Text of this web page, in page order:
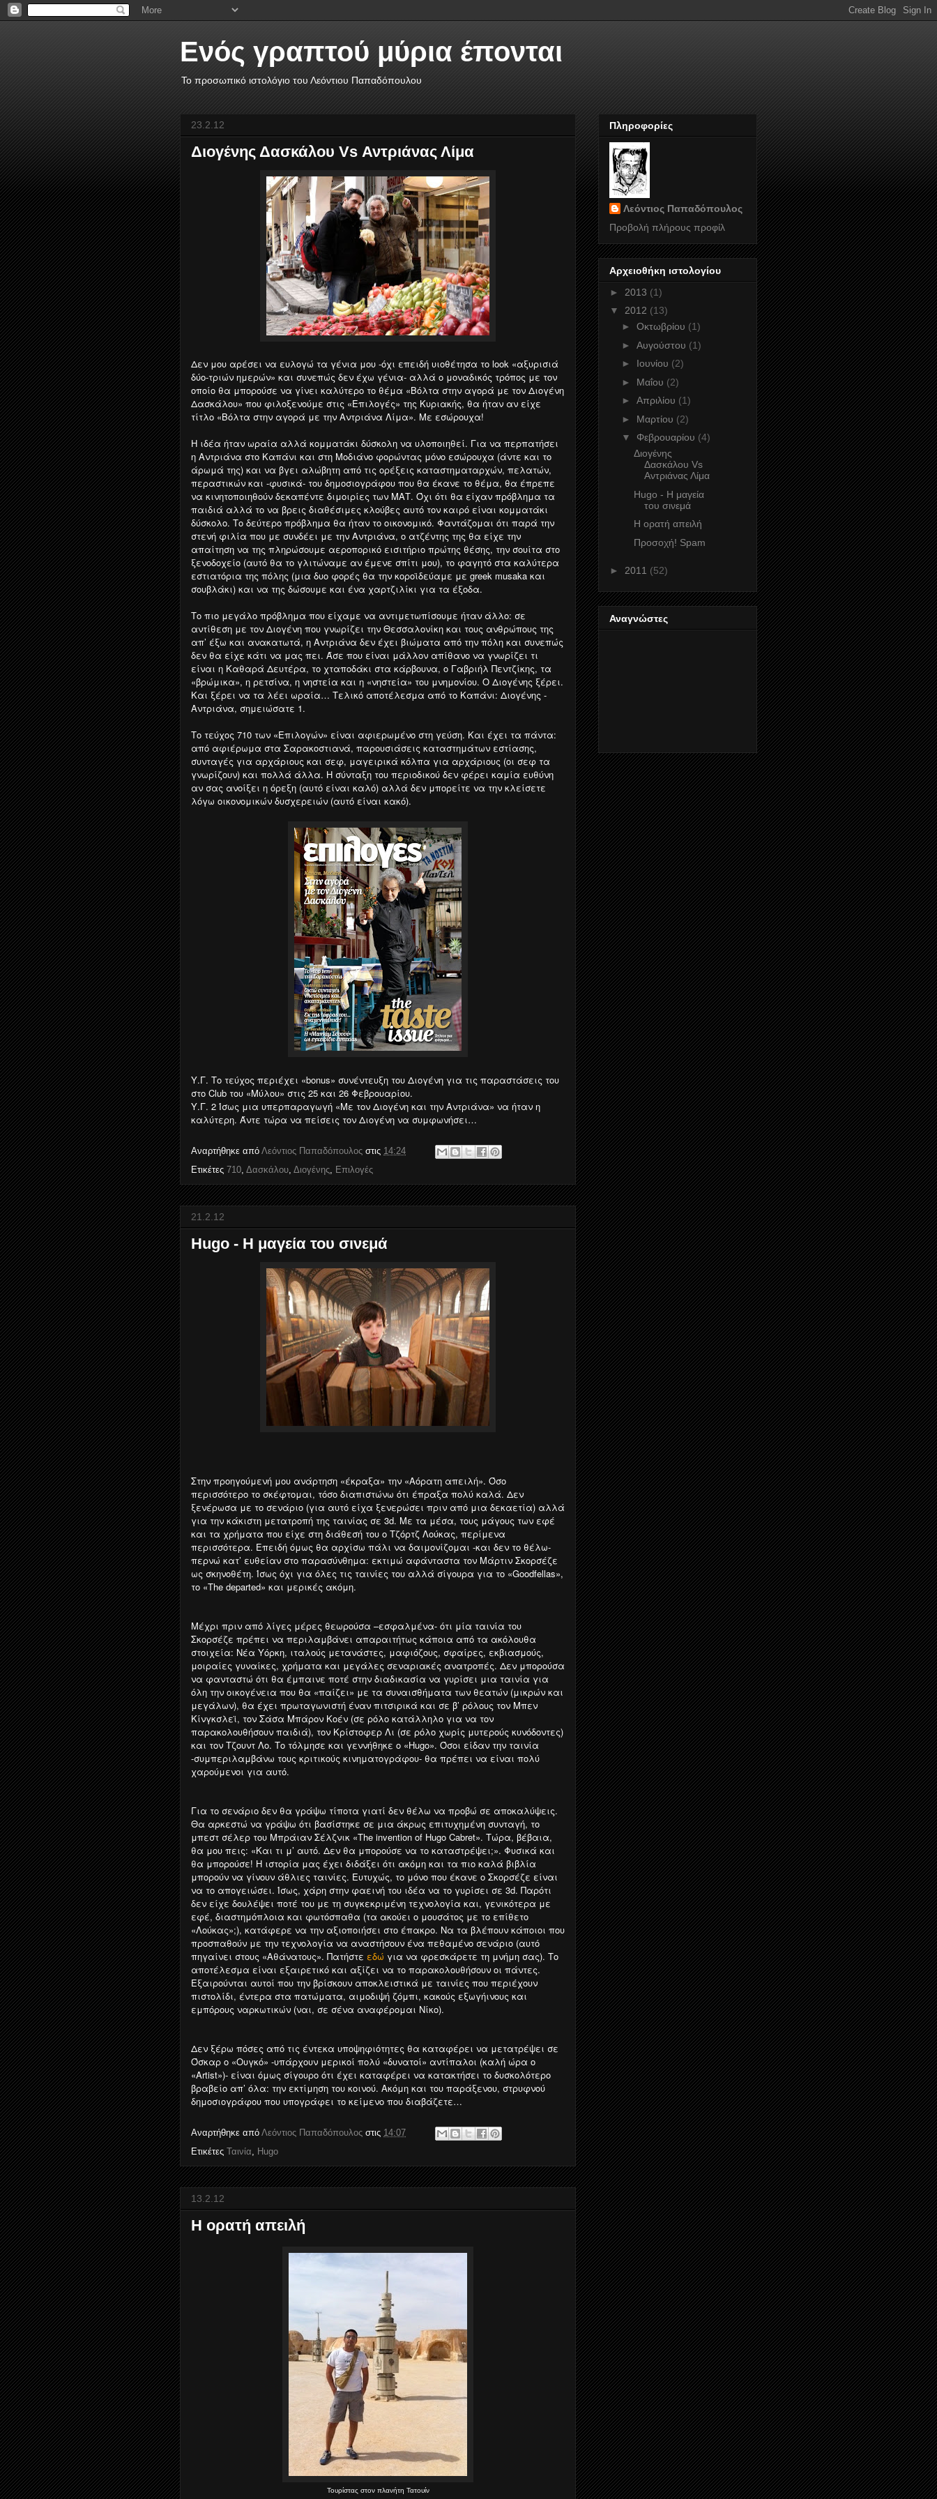
Ενός γραπτού μύρια έπονται
Το προσωπικό ιστολόγιο του Λεόντιου Παπαδόπουλου
23.2.12
Διογένης Δασκάλου Vs Αντριάνας Λίμα
Δεν μου αρέσει να ευλογώ τα γένια μου -όχι επειδή υιοθέτησα το look «αξυρισιά
δύο-τριών ημερών» και συνεπώς δεν έχω γένια- αλλά ο μοναδικός τρόπος με τον
οποίο θα μπορούσε να γίνει καλύτερο το θέμα «Βόλτα στην αγορά με τον Διογένη
Δασκάλου» που φιλοξενούμε στις «Επιλογές» της Κυριακής, θα ήταν αν είχε
τίτλο «Βόλτα στην αγορά με την Αντριάνα Λίμα». Με εσώρουχα!
Η ιδέα ήταν ωραία αλλά κομματάκι δύσκολη να υλοποιηθεί. Για να περπατήσει
η Αντριάνα στο Καπάνι και στη Μοδιάνο φορώντας μόνο εσώρουχα (άντε και το
άρωμά της) και να βγει αλώβητη από τις ορέξεις καταστηματαρχών, πελατών,
περαστικών και -φυσικά- του δημοσιογράφου που θα έκανε το θέμα, θα έπρεπε
να κινητοποιηθούν δεκαπέντε διμοιρίες των ΜΑΤ. Όχι ότι θα είχαν πρόβλημα τα
παιδιά αλλά το να βρεις διαθέσιμες κλούβες αυτό τον καιρό είναι κομματάκι
δύσκολο. Το δεύτερο πρόβλημα θα ήταν το οικονομικό. Φαντάζομαι ότι παρά την
στενή φιλία που με συνδέει με την Αντριάνα, ο ατζέντης της θα είχε την
απαίτηση να της πληρώσουμε αεροπορικό εισιτήριο πρώτης θέσης, την σουίτα στο
ξενοδοχείο (αυτό θα το γλιτώναμε αν έμενε σπίτι μου), το φαγητό στα καλύτερα
εστιατόρια της πόλης (μια δυο φορές θα την κοροϊδεύαμε με greek musaka και
σουβλάκι) και να της δώσουμε και ένα χαρτζιλίκι για τα έξοδα.
Το πιο μεγάλο πρόβλημα που είχαμε να αντιμετωπίσουμε ήταν άλλο: σε
αντίθεση με τον Διογένη που γνωρίζει την Θεσσαλονίκη και τους ανθρώπους της
απ’ έξω και ανακατωτά, η Αντριάνα δεν έχει βιώματα από την πόλη και συνεπώς
δεν θα είχε κάτι να μας πει. Άσε που είναι μάλλον απίθανο να γνωρίζει τι
είναι η Καθαρά Δευτέρα, το χταποδάκι στα κάρβουνα, ο Γαβριήλ Πεντζίκης, τα
«βρώμικα», η ρετσίνα, η νηστεία και η «νηστεία» του μνημονίου. Ο Διογένης ξέρει.
Και ξέρει να τα λέει ωραία… Τελικό αποτέλεσμα από το Καπάνι: Διογένης -
Αντριάνα, σημειώσατε 1.
Το τεύχος 710 των «Επιλογών» είναι αφιερωμένο στη γεύση. Και έχει τα πάντα:
από αφιέρωμα στα Σαρακοστιανά, παρουσιάσεις καταστημάτων εστίασης,
συνταγές για αρχάριους και σεφ, μαγειρικά κόλπα για αρχάριους (οι σεφ τα
γνωρίζουν) και πολλά άλλα. Η σύνταξη του περιοδικού δεν φέρει καμία ευθύνη
αν σας ανοίξει η όρεξη (αυτό είναι καλό) αλλά δεν μπορείτε να την κλείσετε
λόγω οικονομικών δυσχερειών (αυτό είναι κακό).
Υ.Γ. Το τεύχος περιέχει «bonus» συνέντευξη του Διογένη για τις παραστάσεις του
στο Club του «Μύλου» στις 25 και 26 Φεβρουαρίου.
Υ.Γ. 2 Ίσως μια υπερπαραγωγή «Με τον Διογένη και την Αντριάνα» να ήταν η
καλύτερη. Άντε τώρα να πείσεις τον Διογένη να συμφωνήσει…
Αναρτήθηκε από Λεόντιος Παπαδόπουλος στις 14:24
Ετικέτες 710, Δασκάλου, Διογένης, Επιλογές
21.2.12
Hugo - Η μαγεία του σινεμά
Στην προηγούμενή μου ανάρτηση «έκραξα» την «Αόρατη απειλή». Όσο
περισσότερο το σκέφτομαι, τόσο διαπιστώνω ότι έπραξα πολύ καλά. Δεν
ξενέρωσα με το σενάριο (για αυτό είχα ξενερώσει πριν από μια δεκαετία) αλλά
για την κάκιστη μετατροπή της ταινίας σε 3d. Με τα μέσα, τους μάγους των εφέ
και τα χρήματα που είχε στη διάθεσή του ο Τζόρτζ Λούκας, περίμενα
περισσότερα. Επειδή όμως θα αρχίσω πάλι να δαιμονίζομαι -και δεν το θέλω-
περνώ κατ’ ευθείαν στο παρασύνθημα: εκτιμώ αφάνταστα τον Μάρτιν Σκορσέζε
ως σκηνοθέτη. Ίσως όχι για όλες τις ταινίες του αλλά σίγουρα για το «Goodfellas»,
το «The departed» και μερικές ακόμη.
Μέχρι πριν από λίγες μέρες θεωρούσα –εσφαλμένα- ότι μία ταινία του
Σκορσέζε πρέπει να περιλαμβάνει απαραιτήτως κάποια από τα ακόλουθα
στοιχεία: Νέα Υόρκη, ιταλούς μετανάστες, μαφιόζους, σφαίρες, εκβιασμούς,
μοιραίες γυναίκες, χρήματα και μεγάλες σεναριακές ανατροπές. Δεν μπορούσα
να φανταστώ ότι θα έμπαινε ποτέ στην διαδικασία να γυρίσει μια ταινία για
όλη την οικογένεια που θα «παίζει» με τα συναισθήματα των θεατών (μικρών και
μεγάλων), θα έχει πρωταγωνιστή έναν πιτσιρικά και σε β’ ρόλους τον Μπεν
Κίνγκσλεϊ, τον Σάσα Μπάρον Κοέν (σε ρόλο κατάλληλο για να τον
παρακολουθήσουν παιδιά), τον Κρίστοφερ Λι (σε ρόλο χωρίς μυτερούς κυνόδοντες)
και τον Τζουντ Λο. Το τόλμησε και γεννήθηκε ο «Hugo». Όσοι είδαν την ταινία
-συμπεριλαμβάνω τους κριτικούς κινηματογράφου- θα πρέπει να είναι πολύ
χαρούμενοι για αυτό.
Για το σενάριο δεν θα γράψω τίποτα γιατί δεν θέλω να προβώ σε αποκαλύψεις.
Θα αρκεστώ να γράψω ότι βασίστηκε σε μια άκρως επιτυχημένη συνταγή, το
μπεστ σέλερ του Μπράιαν Σέλζνικ «The invention of Hugo Cabret». Τώρα, βέβαια,
θα μου πεις: «Και τι μ’ αυτό. Δεν θα μπορούσε να το καταστρέψει;». Φυσικά και
θα μπορούσε! Η ιστορία μας έχει διδάξει ότι ακόμη και τα πιο καλά βιβλία
μπορούν να γίνουν άθλιες ταινίες. Ευτυχώς, το μόνο που έκανε ο Σκορσέζε είναι
να το απογειώσει. Ίσως, χάρη στην φαεινή του ιδέα να το γυρίσει σε 3d. Παρότι
δεν είχε δουλέψει ποτέ του με τη συγκεκριμένη τεχνολογία και, γενικότερα με
εφέ, διαστημόπλοια και φωτόσπαθα (τα ακούει ο μουσάτος με το επίθετο
«Λούκας»;), κατάφερε να την αξιοποιήσει στο έπακρο. Να τα βλέπουν κάποιοι που
προσπαθούν με την τεχνολογία να αναστήσουν ένα πεθαμένο σενάριο (αυτό
πηγαίνει στους «Αθάνατους». Πατήστε εδώ για να φρεσκάρετε τη μνήμη σας). Το
αποτέλεσμα είναι εξαιρετικό και αξίζει να το παρακολουθήσουν οι πάντες.
Εξαιρούνται αυτοί που την βρίσκουν αποκλειστικά με ταινίες που περιέχουν
πιστολίδι, έντερα στα πατώματα, αιμοδιψή ζόμπι, κακούς εξωγήινους και
εμπόρους ναρκωτικών (ναι, σε σένα αναφέρομαι Νίκο).
Δεν ξέρω πόσες από τις έντεκα υποψηφιότητες θα καταφέρει να μετατρέψει σε
Όσκαρ ο «Ουγκό» -υπάρχουν μερικοί πολύ «δυνατοί» αντίπαλοι (καλή ώρα ο
«Artist»)- είναι όμως σίγουρο ότι έχει καταφέρει να κατακτήσει το δυσκολότερο
βραβείο απ’ όλα: την εκτίμηση του κοινού. Ακόμη και του παράξενου, στρυφνού
δημοσιογράφου που υπογράφει το κείμενο που διαβάζετε…
Αναρτήθηκε από Λεόντιος Παπαδόπουλος στις 14:07
Ετικέτες Ταινία, Hugo
13.2.12
Η ορατή απειλή
Τουρίστας στον πλανήτη Τατουίν
Πληροφορίες
Λεόντιος Παπαδόπουλος
Προβολή πλήρους προφίλ
Αρχειοθήκη ιστολογίου
► 2013 (1)
▼ 2012 (13)
► Οκτωβρίου (1)
► Αυγούστου (1)
► Ιουνίου (2)
► Μαΐου (2)
► Απριλίου (1)
► Μαρτίου (2)
▼ Φεβρουαρίου (4)
Διογένης
Δασκάλου Vs
Αντριάνας Λίμα
Hugo - Η μαγεία
του σινεμά
Η ορατή απειλή
Προσοχή! Spam
► 2011 (52)
Αναγνώστες